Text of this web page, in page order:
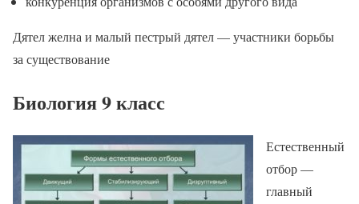
Дятел желна и малый пестрый дятел — участники борьбы
за существование
Биология 9 класс
Естественный
отбор —
главный